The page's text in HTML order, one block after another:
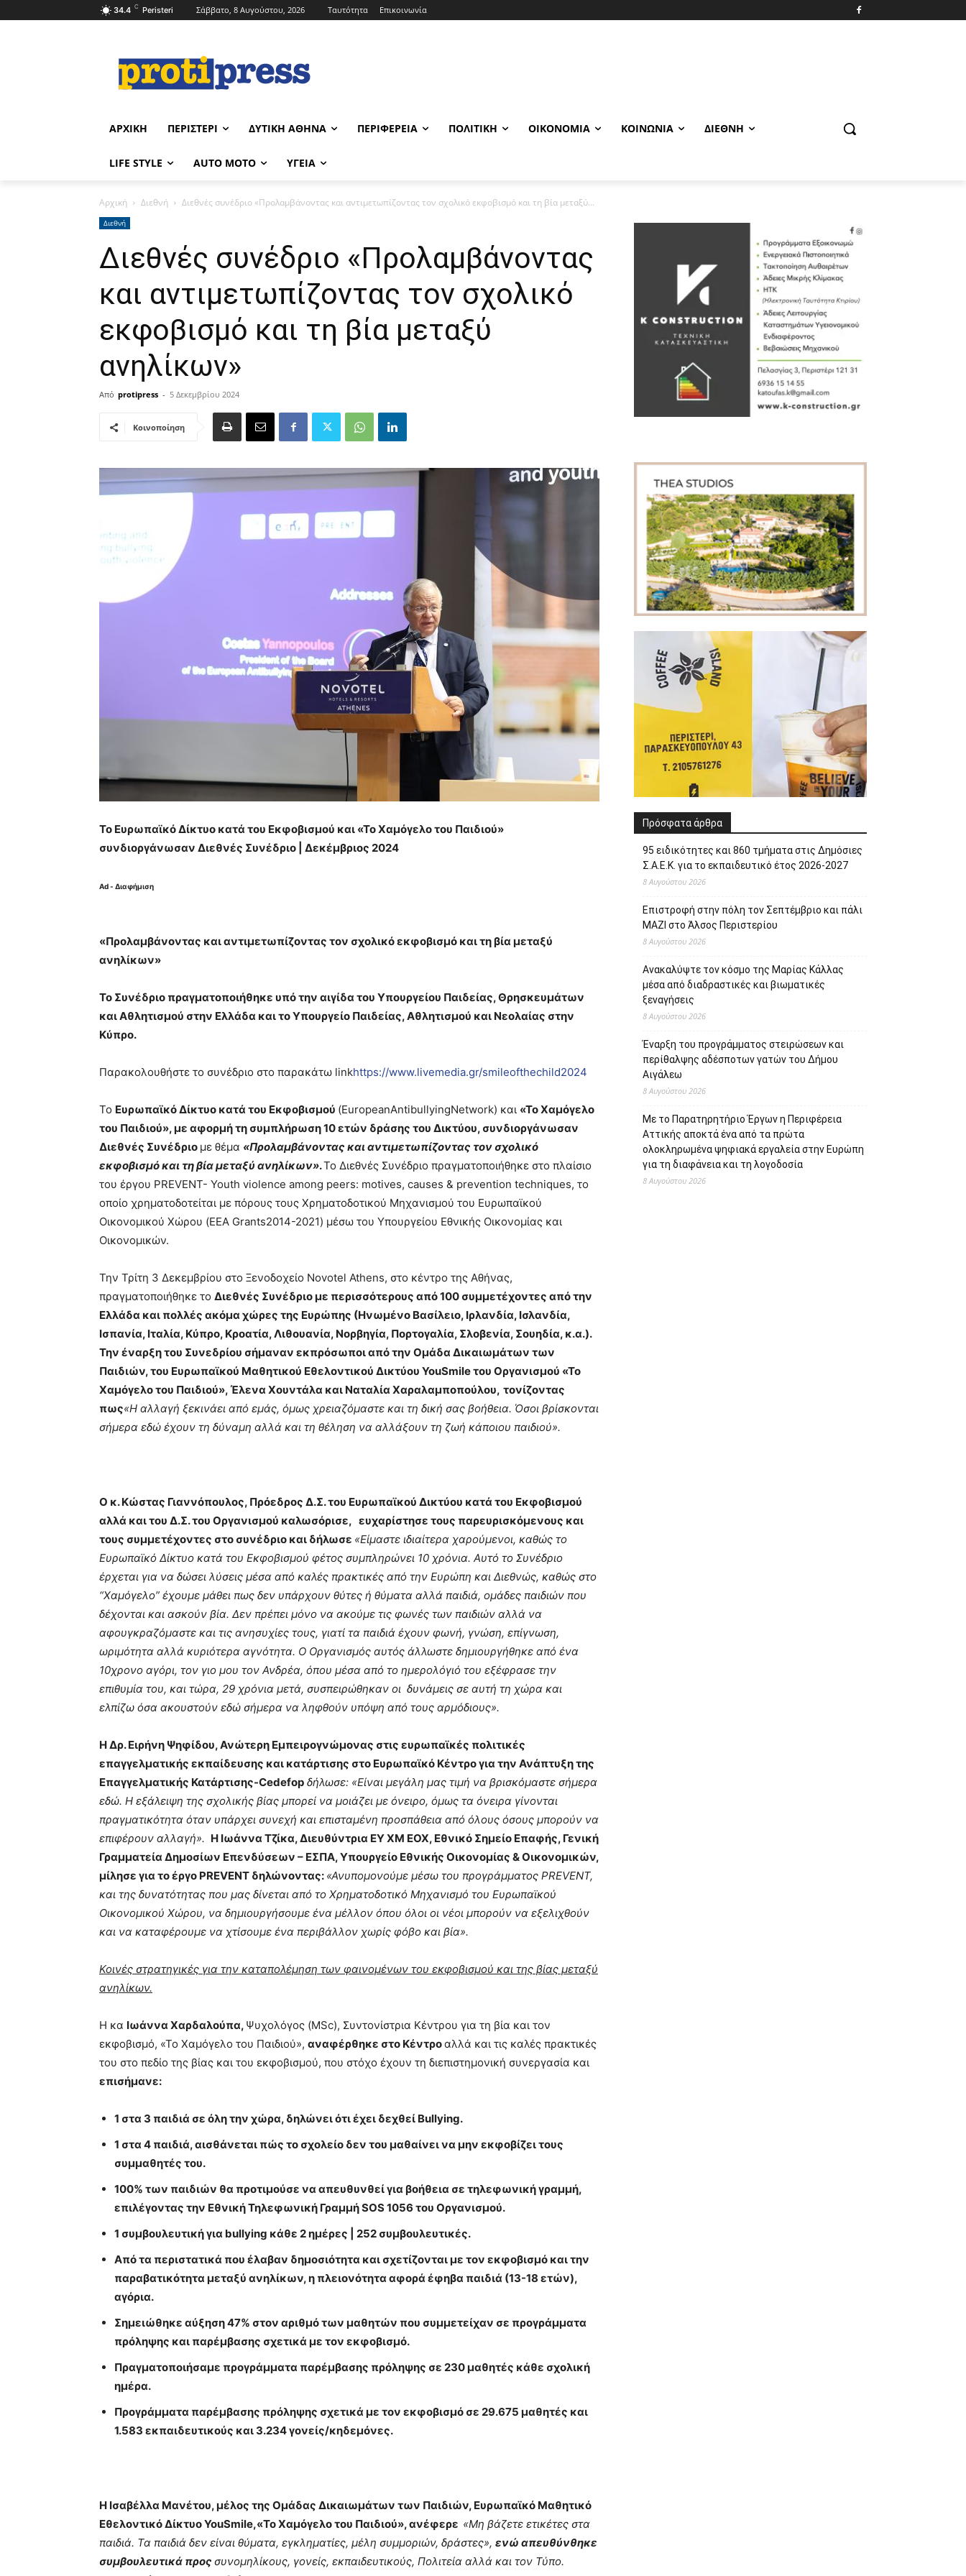
34.4 C Peristeri Σάββατο, 8 Αυγούστου, 2026 Ταυτότητα Επικοινωνία
ΑΡΧΙΚΉ ΠΕΡΙΣΤΈΡΙ ΔΥΤΙΚΉ ΑΘΉΝΑ ΠΕΡΙΦΈΡΕΙΑ ΠΟΛΙΤΙΚΉ ΟΙΚΟΝΟΜΊΑ ΚΟΙΝΩΝΊΑ ΔΙΕΘΝΉ
LIFE STYLE AUTO MOTO ΥΓΕΊΑ
Αρχική Διεθνή Διεθνές συνέδριο «Προλαμβάνοντας και αντιμετωπίζοντας τον σχολικό εκφοβισμό και τη βία μεταξύ...
Διεθνή
Διεθνές συνέδριο «Προλαμβάνοντας
και αντιμετωπίζοντας τον σχολικό
εκφοβισμό και τη βία μεταξύ
ανηλίκων»
Από protipress - 5 Δεκεμβρίου 2024
Κοινοποίηση
Το Ευρωπαϊκό Δίκτυο κατά του Εκφοβισμού και «Το Χαμόγελο του Παιδιού»
συνδιοργάνωσαν Διεθνές Συνέδριο | Δεκέμβριος 2024
Ad - Διαφήμιση
«Προλαμβάνοντας και αντιμετωπίζοντας τον σχολικό εκφοβισμό και τη βία μεταξύ
ανηλίκων»
Το Συνέδριο πραγματοποιήθηκε υπό την αιγίδα του Υπουργείου Παιδείας, Θρησκευμάτων
και Αθλητισμού στην Ελλάδα και το Υπουργείο Παιδείας, Αθλητισμού και Νεολαίας στην
Κύπρο.
Παρακολουθήστε το συνέδριο στο παρακάτω linkhttps://www.livemedia.gr/smileofthechild2024
Το Ευρωπαϊκό Δίκτυο κατά του Εκφοβισμού (EuropeanAntibullyingNetwork) και «Το Χαμόγελο
του Παιδιού», με αφορμή τη συμπλήρωση 10 ετών δράσης του Δικτύου, συνδιοργάνωσαν
Διεθνές Συνέδριο με θέμα «Προλαμβάνοντας και αντιμετωπίζοντας τον σχολικό
εκφοβισμό και τη βία μεταξύ ανηλίκων».Το Διεθνές Συνέδριο πραγματοποιήθηκε στο πλαίσιο
του έργου PREVENT- Youth violence among peers: motives, causes & prevention techniques, το
οποίο χρηματοδοτείται με πόρους τους Χρηματοδοτικού Μηχανισμού του Ευρωπαϊκού
Οικονομικού Χώρου (EEA Grants2014-2021) μέσω του Υπουργείου Εθνικής Οικονομίας και
Οικονομικών.
Την Τρίτη 3 Δεκεμβρίου στο Ξενοδοχείο Novotel Athens, στο κέντρο της Αθήνας,
πραγματοποιήθηκε το Διεθνές Συνέδριο με περισσότερους από 100 συμμετέχοντες από την
Ελλάδα και πολλές ακόμα χώρες της Ευρώπης (Ηνωμένο Βασίλειο, Ιρλανδία, Ισλανδία,
Ισπανία, Ιταλία, Κύπρο, Κροατία, Λιθουανία, Νορβηγία, Πορτογαλία, Σλοβενία, Σουηδία, κ.α.).
Την έναρξη του Συνεδρίου σήμαναν εκπρόσωποι από την Ομάδα Δικαιωμάτων των
Παιδιών, του Ευρωπαϊκού Μαθητικού Εθελοντικού Δικτύου YouSmile του Οργανισμού «Το
Χαμόγελο του Παιδιού», Έλενα Χουντάλα και Ναταλία Χαραλαμποπούλου, τονίζοντας
πως«Η αλλαγή ξεκινάει από εμάς, όμως χρειαζόμαστε και τη δική σας βοήθεια. Όσοι βρίσκονται
σήμερα εδώ έχουν τη δύναμη αλλά και τη θέληση να αλλάξουν τη ζωή κάποιου παιδιού».
Ο κ. Κώστας Γιαννόπουλος, Πρόεδρος Δ.Σ.του Ευρωπαϊκού Δικτύου κατά του Εκφοβισμού
αλλά και του Δ.Σ. του Οργανισμού καλωσόρισε, ευχαρίστησε τους παρευρισκόμενους και
τους συμμετέχοντες στο συνέδριο και δήλωσε «Είμαστε ιδιαίτερα χαρούμενοι, καθώς το
Ευρωπαϊκό Δίκτυο κατά του Εκφοβισμού φέτος συμπληρώνει 10 χρόνια. Αυτό το Συνέδριο
έρχεται για να δώσει λύσεις μέσα από καλές πρακτικές από την Ευρώπη και Διεθνώς, καθώς στο
“Χαμόγελο” έχουμε μάθει πως δεν υπάρχουν θύτες ή θύματα αλλά παιδιά, ομάδες παιδιών που
δέχονται και ασκούν βία. Δεν πρέπει μόνο να ακούμε τις φωνές των παιδιών αλλά να
αφουγκραζόμαστε και τις ανησυχίες τους, γιατί τα παιδιά έχουν φωνή, γνώση, επίγνωση,
ωριμότητα αλλά κυριότερα αγνότητα. Ο Οργανισμός αυτός άλλωστε δημιουργήθηκε από ένα
10χρονο αγόρι, τον γιο μου τον Ανδρέα, όπου μέσα από το ημερολόγιό του εξέφρασε την
επιθυμία του, και τώρα, 29 χρόνια μετά, συσπειρώθηκαν οι δυνάμεις σε αυτή τη χώρα και
ελπίζω όσα ακουστούν εδώ σήμερα να ληφθούν υπόψη από τους αρμόδιους».
Η Δρ. Ειρήνη Ψηφίδου, Ανώτερη Εμπειρογνώμονας στις ευρωπαϊκές πολιτικές
επαγγελματικής εκπαίδευσης και κατάρτισης στο Ευρωπαϊκό Κέντρο για την Ανάπτυξη της
Επαγγελματικής Κατάρτισης-Cedefop δήλωσε: «Είναι μεγάλη μας τιμή να βρισκόμαστε σήμερα
εδώ. Η εξάλειψη της σχολικής βίας μπορεί να μοιάζει με όνειρο, όμως τα όνειρα γίνονται
πραγματικότητα όταν υπάρχει συνεχή και επισταμένη προσπάθεια από όλους όσους μπορούν να
επιφέρουν αλλαγή». Η Ιωάννα Τζίκα, Διευθύντρια ΕΥ ΧΜ ΕΟΧ, Εθνικό Σημείο Επαφής, Γενική
Γραμματεία Δημοσίων Επενδύσεων – ΕΣΠΑ, Υπουργείο Εθνικής Οικονομίας & Οικονομικών,
μίλησε για το έργο ΡREVENT δηλώνοντας: «Ανυπομονούμε μέσω του προγράμματος PREVENT,
και της δυνατότητας που μας δίνεται από το Χρηματοδοτικό Μηχανισμό του Ευρωπαϊκού
Οικονομικού Χώρου, να δημιουργήσουμε ένα μέλλον όπου όλοι οι νέοι μπορούν να εξελιχθούν
και να καταφέρουμε να χτίσουμε ένα περιβάλλον χωρίς φόβο και βία».
Κοινές στρατηγικές για την καταπολέμηση των φαινομένων του εκφοβισμού και της βίας μεταξύ
ανηλίκων.
Η κα Ιωάννα Χαρδαλούπα, Ψυχολόγος (MSc), Συντονίστρια Κέντρου για τη βία και τον
εκφοβισμό, «Το Χαμόγελο του Παιδιού», αναφέρθηκε στο Κέντροαλλά και τις καλές πρακτικές
του στο πεδίο της βίας και του εκφοβισμού, που στόχο έχουν τη διεπιστημονική συνεργασία και
επισήμανε:
1 στα 3 παιδιά σε όλη την χώρα, δηλώνει ότι έχει δεχθεί Bullying.
1 στα 4 παιδιά, αισθάνεται πώς το σχολείο δεν του μαθαίνει να μην εκφοβίζει τους
συμμαθητές του.
100% των παιδιών θα προτιμούσε να απευθυνθεί για βοήθεια σε τηλεφωνική γραμμή,
επιλέγοντας την Εθνική Τηλεφωνική Γραμμή SOS 1056 του Οργανισμού.
1 συμβουλευτική για bullying κάθε 2 ημέρες | 252 συμβουλευτικές.
Από τα περιστατικά που έλαβαν δημοσιότητα και σχετίζονται με τον εκφοβισμό και την
παραβατικότητα μεταξύ ανηλίκων, η πλειονότητα αφορά έφηβα παιδιά (13-18 ετών),
αγόρια.
Σημειώθηκε αύξηση 47% στον αριθμό των μαθητών που συμμετείχαν σε προγράμματα
πρόληψης και παρέμβασης σχετικά με τον εκφοβισμό.
Πραγματοποιήσαμε προγράμματα παρέμβασης πρόληψης σε 230 μαθητές κάθε σχολική
ημέρα.
Προγράμματα παρέμβασης πρόληψης σχετικά με τον εκφοβισμό σε 29.675 μαθητές και
1.583 εκπαιδευτικούς και 3.234 γονείς/κηδεμόνες.
Η Ισαβέλλα Μανέτου, μέλος της Ομάδας Δικαιωμάτων των Παιδιών, Ευρωπαϊκό Μαθητικό
Εθελοντικό Δίκτυο YouSmile,«Το Χαμόγελο του Παιδιού», ανέφερε «Μη βάζετε ετικέτες στα
παιδιά. Τα παιδιά δεν είναι θύματα, εγκληματίες, μέλη συμμοριών, δράστες», ενώ απευθύνθηκε
συμβουλευτικά προς συνομηλίκους, γονείς, εκπαιδευτικούς, Πολιτεία αλλά και τον Τύπο.
Πρόσφατα άρθρα
95 ειδικότητες και 860 τμήματα στις Δημόσιες
Σ.Α.Ε.Κ. για το εκπαιδευτικό έτος 2026-2027
8 Αυγούστου 2026
Επιστροφή στην πόλη τον Σεπτέμβριο και πάλι
ΜΑΖΙ στο Άλσος Περιστερίου
8 Αυγούστου 2026
Ανακαλύψτε τον κόσμο της Μαρίας Κάλλας
μέσα από διαδραστικές και βιωματικές
ξεναγήσεις
8 Αυγούστου 2026
Έναρξη του προγράμματος στειρώσεων και
περίθαλψης αδέσποτων γατών του Δήμου
Αιγάλεω
8 Αυγούστου 2026
Με το Παρατηρητήριο Έργων η Περιφέρεια
Αττικής αποκτά ένα από τα πρώτα
ολοκληρωμένα ψηφιακά εργαλεία στην Ευρώπη
για τη διαφάνεια και τη λογοδοσία
8 Αυγούστου 2026